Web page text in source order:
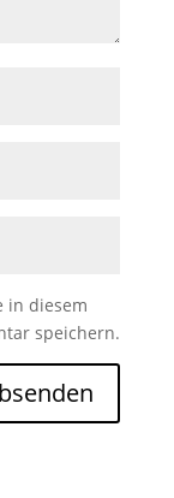
in diesem
speichern.